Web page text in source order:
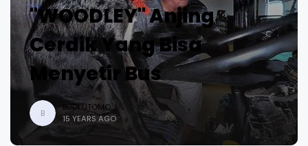
"WOODLEY" Anjing
Cerdik Yang Bisa
Menyetir Bus
B
BUDI UTOMO
15 YEARS AGO